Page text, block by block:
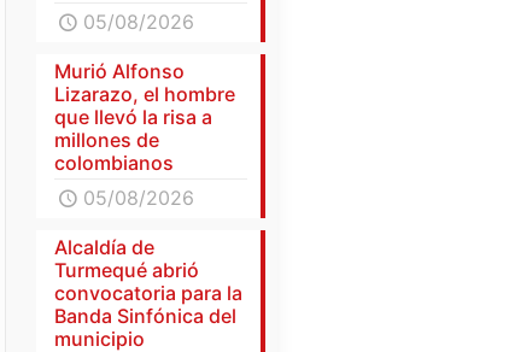
05/08/2026
Murió Alfonso
Lizarazo, el hombre
que llevó la risa a
millones de
colombianos
05/08/2026
Alcaldía de
Turmequé abrió
convocatoria para la
Banda Sinfónica del
municipio